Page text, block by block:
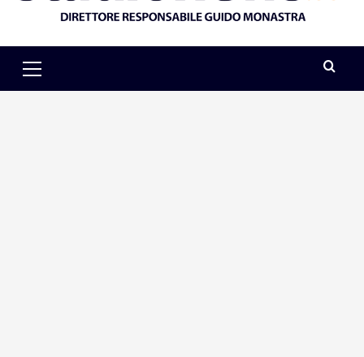
Menu